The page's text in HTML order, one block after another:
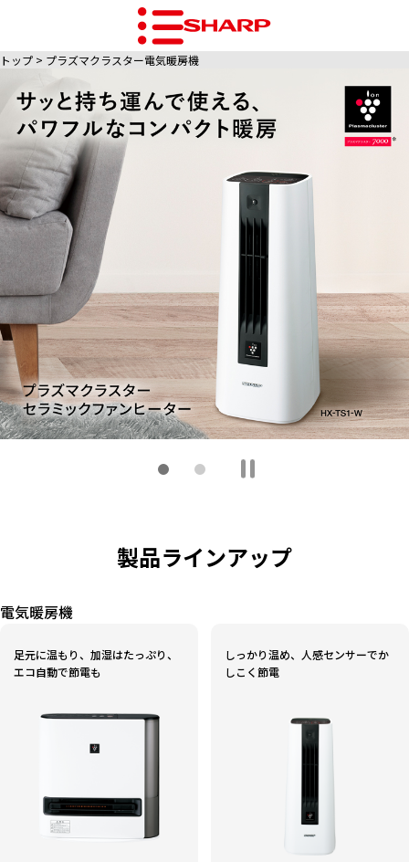
トップ プラズマクラスター電気暖房機
製品ラインアップ
電気暖房機
足元に温もり、加湿はたっぷり、
エコ自動で節電も
しっかり温め、人感センサーでか
しこく節電